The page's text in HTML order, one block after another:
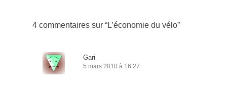
4 commentaires sur “L’économie du vélo”
Gari
5 mars 2010 à 16:27